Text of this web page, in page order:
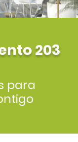
203
para